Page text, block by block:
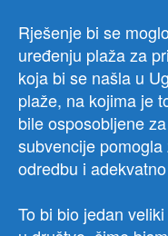
Rješenje bi se
uređenju plaža za
koja bi se našla u
plaže, na kojima je
bile osposobljene
subvencije
odredbu i
To bi bio jedan